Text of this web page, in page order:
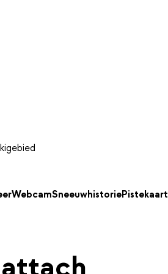
WebcamSneeuwhistoriePistekaart